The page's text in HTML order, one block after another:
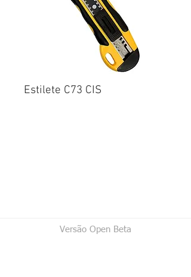
Estilete C73 CIS
Versão Open Beta